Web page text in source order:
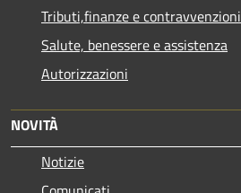
Tributi,finanze e contravvenzioni
Salute, benessere e assistenza
Autorizzazioni
NOVITÀ
Notizie